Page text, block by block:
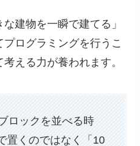
建物を一瞬で建てる」
ログラミングを行うこ
える力が養われます。
ロックを並べる時
置くのではなく「10